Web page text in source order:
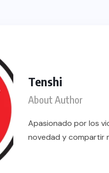
Tenshi
About Author
Apasionado por los
novedad y compartir